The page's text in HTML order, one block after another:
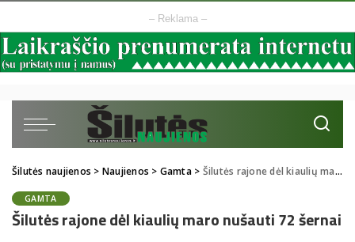
– Reklama –
Šilutės naujienos > Naujienos > Gamta> Šilutės rajone dėl kiaulių maro nušauti 72 šernai
GAMTA
Šilutės rajone dėl kiaulių maro nušauti 72 šernai